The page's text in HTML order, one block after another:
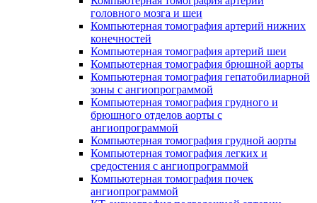
головного мозга и шеи
Компьютерная томография артерий нижних
конечностей
Компьютерная томография артерий шеи
Компьютерная томография брюшной аорты
Компьютерная томография гепатобилиарной
зоны с ангиопрограммой
Компьютерная томография грудного и
брюшного отделов аорты с
ангиопрограммой
Компьютерная томография грудной аорты
Компьютерная томография легких и
средостения с ангиопрограммой
Компьютерная томография почек
ангиопрограммой